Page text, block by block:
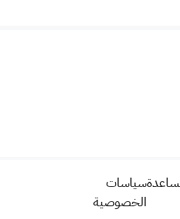
سياسات
الخصوصية